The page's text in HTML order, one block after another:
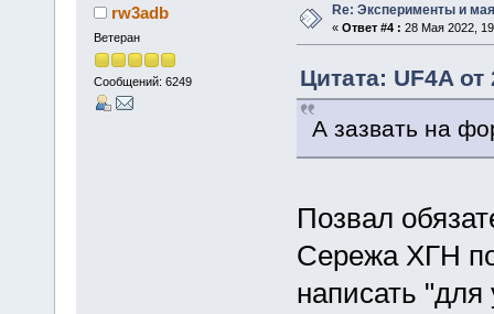
rw3adb
Ветеран
Сообщений: 6249
Re: Эксперименты и
« Ответ #4 : 28 Мая 2022,
Цитата: UF4A
А зазвать на
Позвал
Сережа ХГН
написать "для